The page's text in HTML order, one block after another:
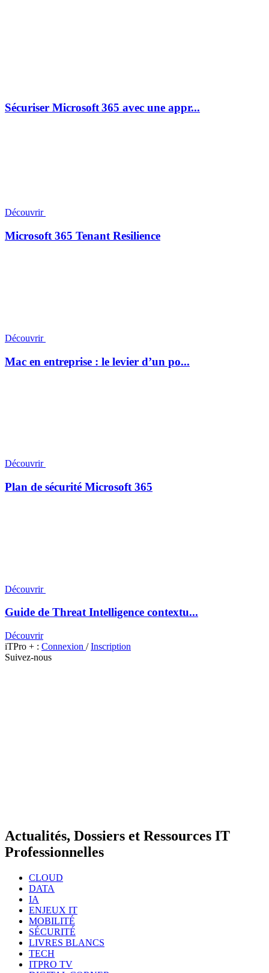
Sécuriser Microsoft 365 avec une appr...
Découvrir
Microsoft 365 Tenant Resilience
Découvrir
Mac en entreprise : le levier d’un po...
Découvrir
Plan de sécurité Microsoft 365
Découvrir
Guide de Threat Intelligence contextu...
Découvrir
iTPro + : Connexion /Inscription
Suivez-nous
Actualités, Dossiers et Ressources IT
Professionnelles
CLOUD
DATA
IA
ENJEUX IT
MOBILITÉ
SÉCURITÉ
LIVRES BLANCS
TECH
ITPRO TV